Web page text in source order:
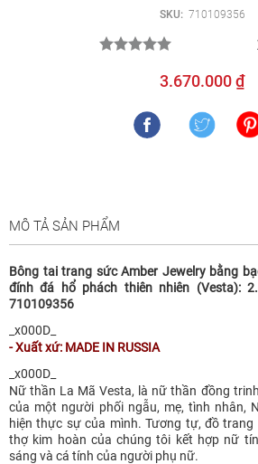
SKU: 710109356
3.670.000 ₫
MÔ TẢ SẢN PHẨM
Bông tai trang sức Amber Jewelry bằng
đính đá hổ phách thiên nhiên (Vesta):
710109356
_x000D_
- Xuất xứ: MADE IN RUSSIA
_x000D_
Nữ thần La Mã Vesta, là nữ thần đồng
của một người phối ngẫu, mẹ, tình nhân,
hiện thực sự của mình. Tương tự, đồ
thợ kim hoàn của chúng tôi kết hợp nữ
sáng và cá tính của người phụ nữ.